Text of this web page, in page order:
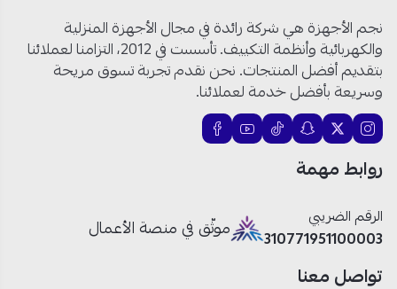
معدل التحديث:50Hz
المعالج:Crystal Processor 4K
تقنيات الصورة:HDR10+ / PurColor /
Contrast Enhancer
نظام التشغيل:Tizen Smart TV
الصوت:20W مع OTS Lite و Q-Symphony
المنافذ:
الألعاب:
التصميم:
نجم الأجهزة هي شركة رائدة في مجال الأجهزة المنزلية
والكهربائية وأنظمة التكييف. تأسست في 2012، التزامنا لعملائنا
بتقديم أفضل المنتجات. نحن نقدم تجربة تسوق مريحة
وسريعة بأفضل خدمة لعملائنا.
روابط مهمة
الرقم الضريبي
310771951100003
موثّق في منصة الأعمال
تواصل معنا